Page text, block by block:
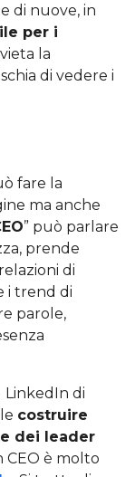
di nuove, in
per i
la
di vedere i
fare la
ma anche
” può parlare
prende
di
i trend di
parole,
LinkedIn di
costruire
dei leader
CEO è molto